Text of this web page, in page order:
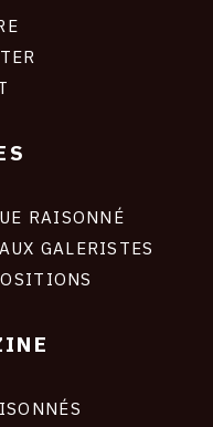
RAISONNÉ
GALERISTES